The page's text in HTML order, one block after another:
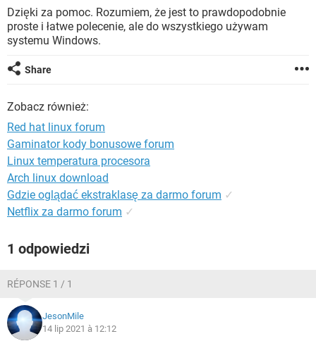
Dzięki za pomoc. Rozumiem, że jest to prawdopodobnie
proste i łatwe polecenie, ale do wszystkiego używam
systemu Windows.
Share
Zobacz również:
Red hat linux forum
Gaminator kody bonusowe forum
Linux temperatura procesora
Arch linux download
Gdzie oglądać ekstraklasę za darmo forum ✓
Netflix za darmo forum ✓
1 odpowiedzi
RÉPONSE 1 / 1
JesonMile
14 lip 2021 à 12:12